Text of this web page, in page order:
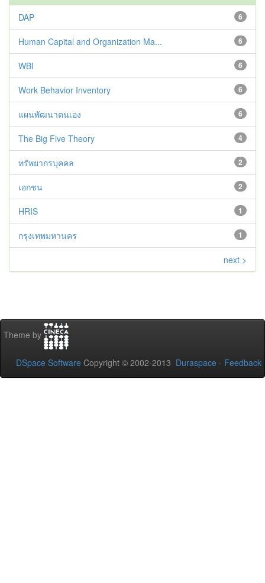
6
DAP
6
Human Capital and Organization Ma...
6
WBI
6
Work Behavior Inventory
6
แผนพัฒนาตนเอง
4
The Big Five Theory
2
ทรัพยากรบุคคล
2
เอกชน
1
HRIS
1
กรุงเทพมหานคร
next >
Theme by
DSpace Software Copyright © 2002-2013 Duraspace - Feedback